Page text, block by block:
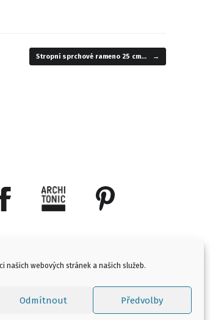
našich webových stránek a našich služeb.
Odmítnout Předvolby
Stropní sprchové rameno 25 cm… →